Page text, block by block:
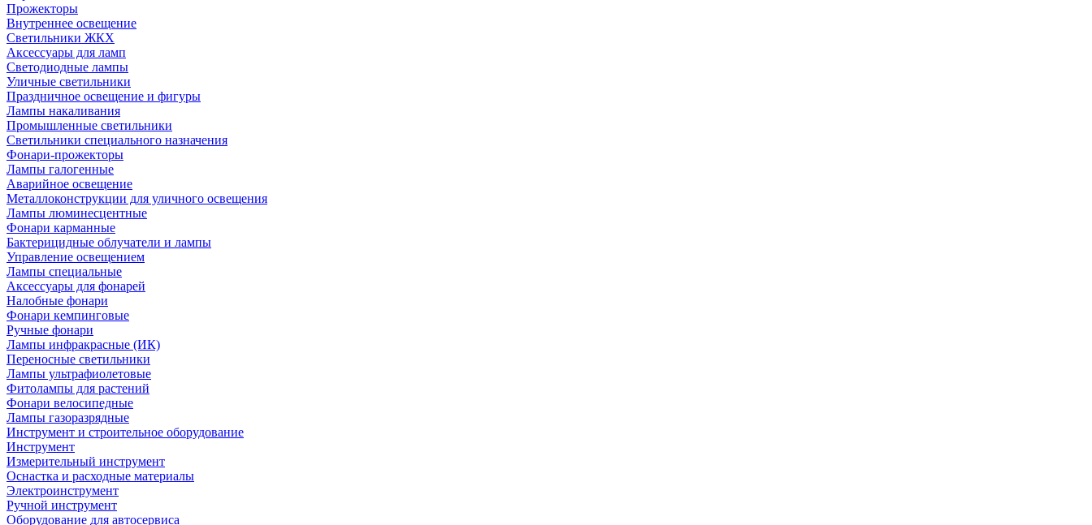
Прожекторы
Внутреннее освещение
Светильники ЖКХ
Аксессуары для ламп
Светодиодные лампы
Уличные светильники
Праздничное освещение и фигуры
Лампы накаливания
Промышленные светильники
Светильники специального назначения
Фонари-прожекторы
Лампы галогенные
Аварийное освещение
Металлоконструкции для уличного освещения
Лампы люминесцентные
Фонари карманные
Бактерицидные облучатели и лампы
Управление освещением
Лампы специальные
Аксессуары для фонарей
Налобные фонари
Фонари кемпинговые
Ручные фонари
Лампы инфракрасные (ИК)
Переносные светильники
Лампы ультрафиолетовые
Фитолампы для растений
Фонари велосипедные
Лампы газоразрядные
Инструмент и строительное оборудование
Инструмент
Измерительный инструмент
Оснастка и расходные материалы
Электроинструмент
Ручной инструмент
Оборудование для автосервиса